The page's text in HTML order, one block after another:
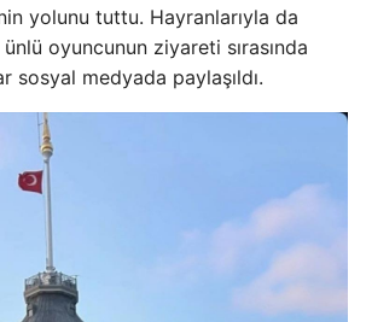
yolunu tuttu. Hayranlarıyla da
oyuncunun ziyareti sırasında
sosyal medyada paylaşıldı.